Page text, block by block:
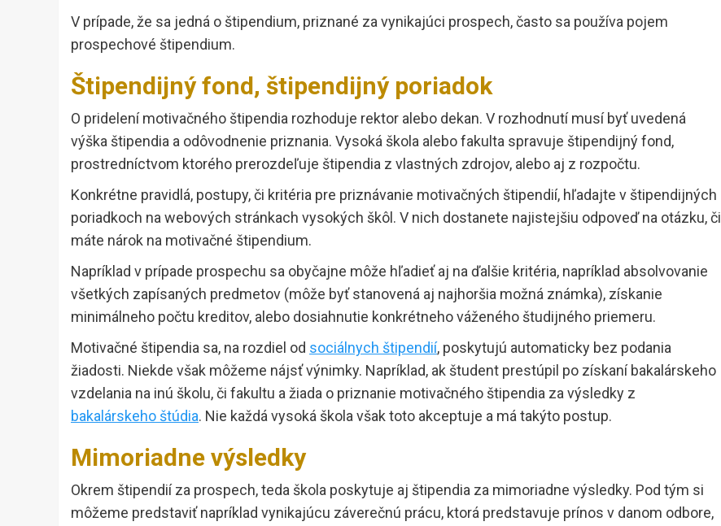
V prípade, že sa jedná o štipendium, priznané za vynikajúci prospech, často sa používa pojem
prospechové štipendium.
Štipendijný fond, štipendijný poriadok
O pridelení motivačného štipendia rozhoduje rektor alebo dekan. V rozhodnutí musí byť uvedená
výška štipendia a odôvodnenie priznania. Vysoká škola alebo fakulta spravuje štipendijný fond,
prostredníctvom ktorého prerozdeľuje štipendia z vlastných zdrojov, alebo aj z rozpočtu.
Konkrétne pravidlá, postupy, či kritéria pre priznávanie motivačných štipendií, hľadajte v štipendijných
poriadkoch na webových stránkach vysokých škôl. V nich dostanete najistejšiu odpoveď na otázku, či
máte nárok na motivačné štipendium.
Napríklad v prípade prospechu sa obyčajne môže hľadieť aj na ďalšie kritéria, napríklad absolvovanie
všetkých zapísaných predmetov (môže byť stanovená aj najhoršia možná známka), získanie
minimálneho počtu kreditov, alebo dosiahnutie konkrétneho váženého študijného priemeru.
Motivačné štipendia sa, na rozdiel od sociálnych štipendií, poskytujú automaticky bez podania
žiadosti. Niekde však môžeme nájsť výnimky. Napríklad, ak študent prestúpil po získaní bakalárskeho
vzdelania na inú školu, či fakultu a žiada o priznanie motivačného štipendia za výsledky z
bakalárskeho štúdia. Nie každá vysoká škola však toto akceptuje a má takýto postup.
Mimoriadne výsledky
Okrem štipendií za prospech, teda škola poskytuje aj štipendia za mimoriadne výsledky. Pod tým si
môžeme predstaviť napríklad vynikajúcu záverečnú prácu, ktorá predstavuje prínos v danom odbore,